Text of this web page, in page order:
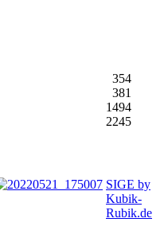
354
381
1494
2245
SIGE by
Kubik-
Rubik.de